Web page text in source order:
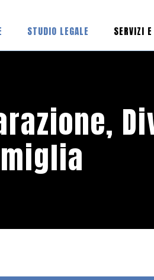
STUDIO LEGALE SERVIZI